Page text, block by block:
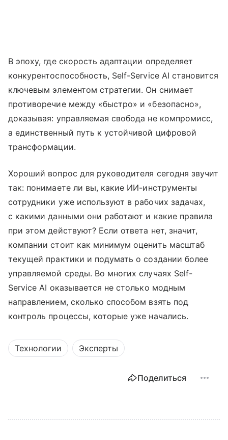
В эпоху, где скорость адаптации определяет
конкурентоспособность, Self-Service AI становится
ключевым элементом стратегии. Он снимает
противоречие между «быстро» и «безопасно»,
доказывая: управляемая свобода не компромисс,
а единственный путь к устойчивой цифровой
трансформации.
Хороший вопрос для руководителя сегодня звучит
так: понимаете ли вы, какие ИИ-инструменты
сотрудники уже используют в рабочих задачах,
с какими данными они работают и какие правила
при этом действуют? Если ответа нет, значит,
компании стоит как минимум оценить масштаб
текущей практики и подумать о создании более
управляемой среды. Во многих случаях Self-
Service AI оказывается не столько модным
направлением, сколько способом взять под
контроль процессы, которые уже начались.
Технологии Эксперты
Поделиться